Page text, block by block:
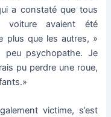
a constaté que tous
avaient été
plus que les autres, »
psychopathe. Je
pu perdre une roue,
victime, s’est